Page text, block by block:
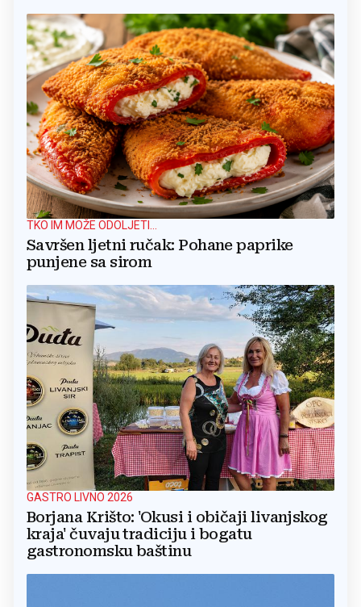
TKO IM MOŽE ODOLJETI...
Savršen ljetni ručak: Pohane paprike
punjene sa sirom
GASTRO LIVNO 2026
Borjana Krišto: 'Okusi i običaji livanjskog
kraja' čuvaju tradiciju i bogatu
gastronomsku baštinu